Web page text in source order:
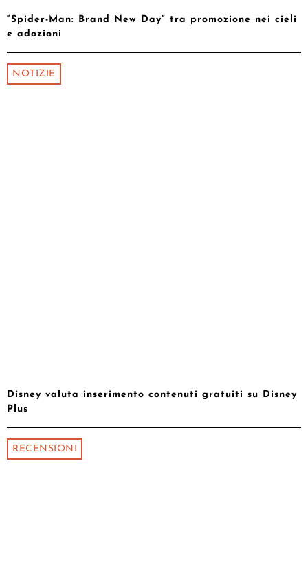
“Spider-Man: Brand New Day” tra promozione nei cieli
e adozioni
NOTIZIE
Disney valuta inserimento contenuti gratuiti su Disney
Plus
RECENSIONI